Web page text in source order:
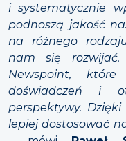
i systematycznie
podnoszą jakość
na różnego
nam się
Newspoint,
doświadczeń i
perspektywy.
lepiej dostosować